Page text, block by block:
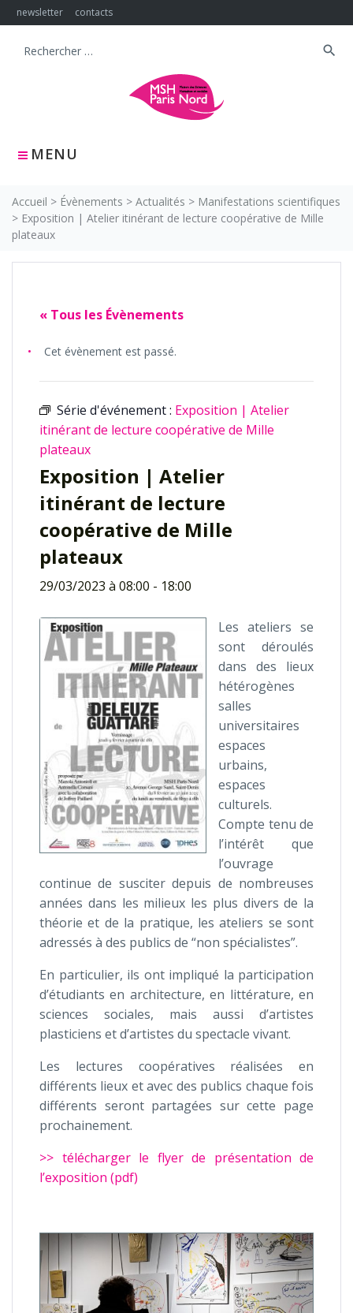
Skip
to
newsletter contacts
MENU
Search
search
Accueil > Évènements > Actualités > Manifestations scientifiques
> Exposition | Atelier itinérant de lecture coopérative de Mille
plateaux
« Tous les Évènements
Cet évènement est passé.
Série d'événement : Exposition | Atelier
itinérant de lecture coopérative de Mille
plateaux
Exposition | Atelier
itinérant de lecture
coopérative de Mille
plateaux
29/03/2023 à 08:00 - 18:00
Les ateliers se
sont déroulés
dans des lieux
hétérogènes
salles
universitaires
espaces
urbains,
espaces
culturels.
Compte tenu de
l’intérêt que
l’ouvrage
continue de susciter depuis de nombreuses
années dans les milieux les plus divers de la
théorie et de la pratique, les ateliers se sont
adressés à des publics de “non spécialistes”.
En particulier, ils ont impliqué la participation
d’étudiants en architecture, en littérature, en
sciences sociales, mais aussi d’artistes
plasticiens et d’artistes du spectacle vivant.
Les lectures coopératives réalisées en
différents lieux et avec des publics chaque fois
différents seront partagées sur cette page
prochainement.
>> télécharger le flyer de présentation de
l’exposition (pdf)